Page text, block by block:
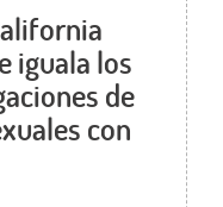
iguala los
de
con